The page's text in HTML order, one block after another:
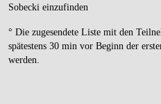
Sobecki einzufinden
° Die zugesendete Liste mit den
spätestens 30 min vor Beginn der
werden.